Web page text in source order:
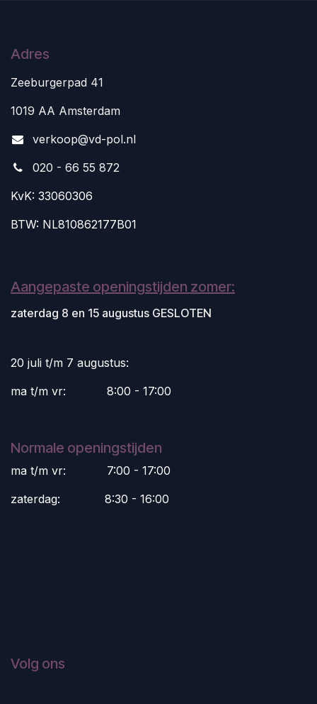
Adres
Zeeburgerpad 41
1019 AA Amsterdam
verkoop@vd-pol.nl
020 - 66 55 872
KvK: 33060306
BTW: NL810862177B01
Aangepaste openingstijden zomer:
zaterdag 8 en 15 augustus GESLOTEN
20 juli t/m 7 augustus:
ma t/m vr:
​8:00 - 17:00
Normale openingstijden
ma t/m vr:
​7:00 - 17:00
zaterdag:
​8:30 - 16:00
Volg ons